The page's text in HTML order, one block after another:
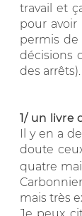
travail et
pour avoir
permis
décisions
des arrêts).
1/ un livre
Il y en a
doute
quatre
mais très